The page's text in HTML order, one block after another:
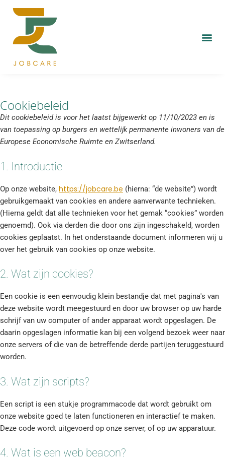
Cookiebeleid
Dit cookiebeleid is voor het laatst bijgewerkt op 11/10/2023 en is
van toepassing op burgers en wettelijk permanente inwoners van de
Europese Economische Ruimte en Zwitserland.
1. Introductie
Op onze website, https://jobcare.be (hierna: “de website”) wordt
gebruikgemaakt van cookies en andere aanverwante technieken.
(Hierna geldt dat alle technieken voor het gemak “cookies” worden
genoemd). Ook via derden die door ons zijn ingeschakeld, worden
cookies geplaatst. In het onderstaande document informeren wij u
over het gebruik van cookies op onze website.
2. Wat zijn cookies?
Een cookie is een eenvoudig klein bestandje dat met pagina's van
deze website wordt meegestuurd en door uw browser op uw harde
schrijf van uw computer of ander apparaat wordt opgeslagen. De
daarin opgeslagen informatie kan bij een volgend bezoek weer naar
onze servers of die van de betreffende derde partijen teruggestuurd
worden.
3. Wat zijn scripts?
Een script is een stukje programmacode dat wordt gebruikt om
onze website goed te laten functioneren en interactief te maken.
Deze code wordt uitgevoerd op onze server, of op uw apparatuur.
4. Wat is een web beacon?